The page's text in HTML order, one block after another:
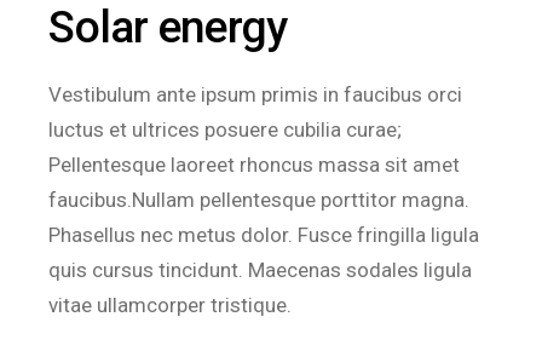
Solar energy
Vestibulum ante ipsum primis in faucibus orci
luctus et ultrices posuere cubilia curae;
Pellentesque laoreet rhoncus massa sit amet
faucibus.Nullam pellentesque porttitor magna.
Phasellus nec metus dolor. Fusce fringilla ligula
quis cursus tincidunt. Maecenas sodales ligula
vitae ullamcorper tristique.